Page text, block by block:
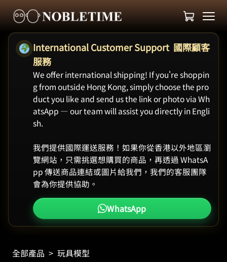
International Customer Support 國際顧客
服務
We offer international shipping! If you're shoppin
g from outside Hong Kong, simply choose the pro
duct you like and send us the link or photo via Wh
atsApp — our team will assist you directly in Engli
sh.
我們提供國際運送服務！如果你從香港以外地區瀏
覽網站，只需挑選想購買的商品，再透過 WhatsA
pp 傳送商品連結或圖片給我們，我們的客服團隊
會為你提供協助。
WhatsApp
全部產品 > 玩具模型